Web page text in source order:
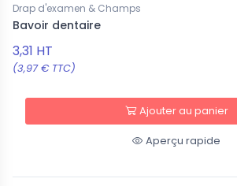
Drap d'examen & Champs
Bavoir dentaire
3,31 HT
(3,97 € TTC)
Ajouter au panier
Aperçu rapide